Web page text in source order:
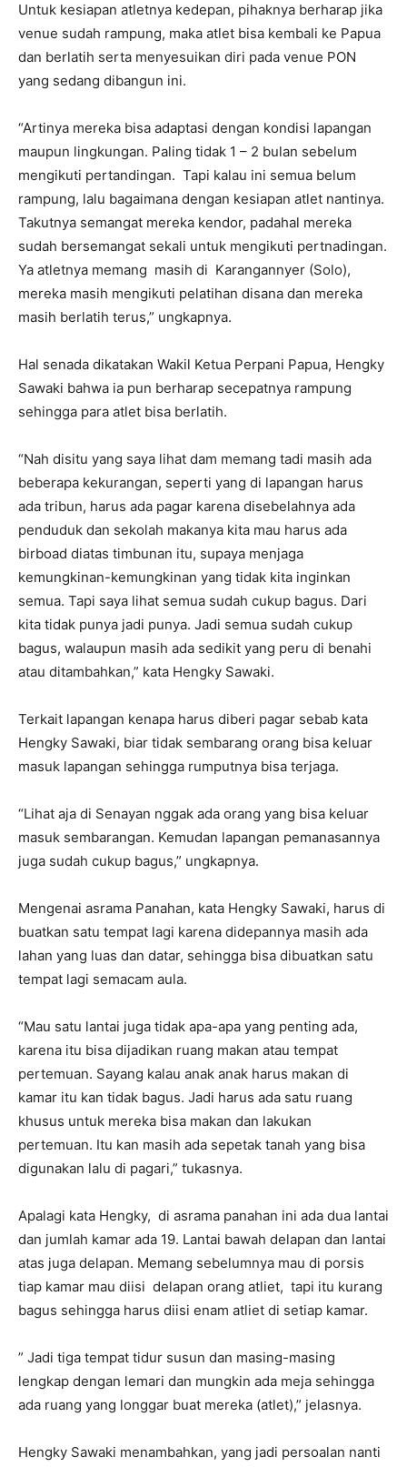
Untuk kesiapan atletnya kedepan, pihaknya berharap jika
venue sudah rampung, maka atlet bisa kembali ke Papua
dan berlatih serta menyesuikan diri pada venue PON
yang sedang dibangun ini.
“Artinya mereka bisa adaptasi dengan kondisi lapangan
maupun lingkungan. Paling tidak 1 – 2 bulan sebelum
mengikuti pertandingan. Tapi kalau ini semua belum
rampung, lalu bagaimana dengan kesiapan atlet nantinya.
Takutnya semangat mereka kendor, padahal mereka
sudah bersemangat sekali untuk mengikuti pertnadingan.
Ya atletnya memang masih di Karangannyer (Solo),
mereka masih mengikuti pelatihan disana dan mereka
masih berlatih terus,” ungkapnya.
Hal senada dikatakan Wakil Ketua Perpani Papua, Hengky
Sawaki bahwa ia pun berharap secepatnya rampung
sehingga para atlet bisa berlatih.
“Nah disitu yang saya lihat dam memang tadi masih ada
beberapa kekurangan, seperti yang di lapangan harus
ada tribun, harus ada pagar karena disebelahnya ada
penduduk dan sekolah makanya kita mau harus ada
birboad diatas timbunan itu, supaya menjaga
kemungkinan-kemungkinan yang tidak kita inginkan
semua. Tapi saya lihat semua sudah cukup bagus. Dari
kita tidak punya jadi punya. Jadi semua sudah cukup
bagus, walaupun masih ada sedikit yang peru di benahi
atau ditambahkan,” kata Hengky Sawaki.
Terkait lapangan kenapa harus diberi pagar sebab kata
Hengky Sawaki, biar tidak sembarang orang bisa keluar
masuk lapangan sehingga rumputnya bisa terjaga.
“Lihat aja di Senayan nggak ada orang yang bisa keluar
masuk sembarangan. Kemudan lapangan pemanasannya
juga sudah cukup bagus,” ungkapnya.
Mengenai asrama Panahan, kata Hengky Sawaki, harus di
buatkan satu tempat lagi karena didepannya masih ada
lahan yang luas dan datar, sehingga bisa dibuatkan satu
tempat lagi semacam aula.
“Mau satu lantai juga tidak apa-apa yang penting ada,
karena itu bisa dijadikan ruang makan atau tempat
pertemuan. Sayang kalau anak anak harus makan di
kamar itu kan tidak bagus. Jadi harus ada satu ruang
khusus untuk mereka bisa makan dan lakukan
pertemuan. Itu kan masih ada sepetak tanah yang bisa
digunakan lalu di pagari,” tukasnya.
Apalagi kata Hengky, di asrama panahan ini ada dua lantai
dan jumlah kamar ada 19. Lantai bawah delapan dan lantai
atas juga delapan. Memang sebelumnya mau di porsis
tiap kamar mau diisi delapan orang atliet, tapi itu kurang
bagus sehingga harus diisi enam atliet di setiap kamar.
” Jadi tiga tempat tidur susun dan masing-masing
lengkap dengan lemari dan mungkin ada meja sehingga
ada ruang yang longgar buat mereka (atlet),” jelasnya.
Hengky Sawaki menambahkan, yang jadi persoalan nanti